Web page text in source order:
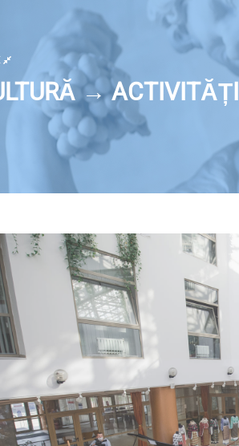
→ ACTIVITĂȚI